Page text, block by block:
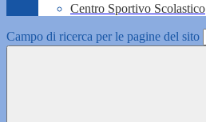
Centro Sportivo Scolastico
Campo di ricerca per le pagine del sito